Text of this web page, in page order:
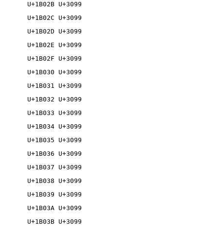
U+1B02B U+3099
U+1B02C U+3099
U+1B02D U+3099
U+1B02E U+3099
U+1B02F U+3099
U+1B030 U+3099
U+1B031 U+3099
U+1B032 U+3099
U+1B033 U+3099
U+1B034 U+3099
U+1B035 U+3099
U+1B036 U+3099
U+1B037 U+3099
U+1B038 U+3099
U+1B039 U+3099
U+1B03A U+3099
U+1B03B U+3099